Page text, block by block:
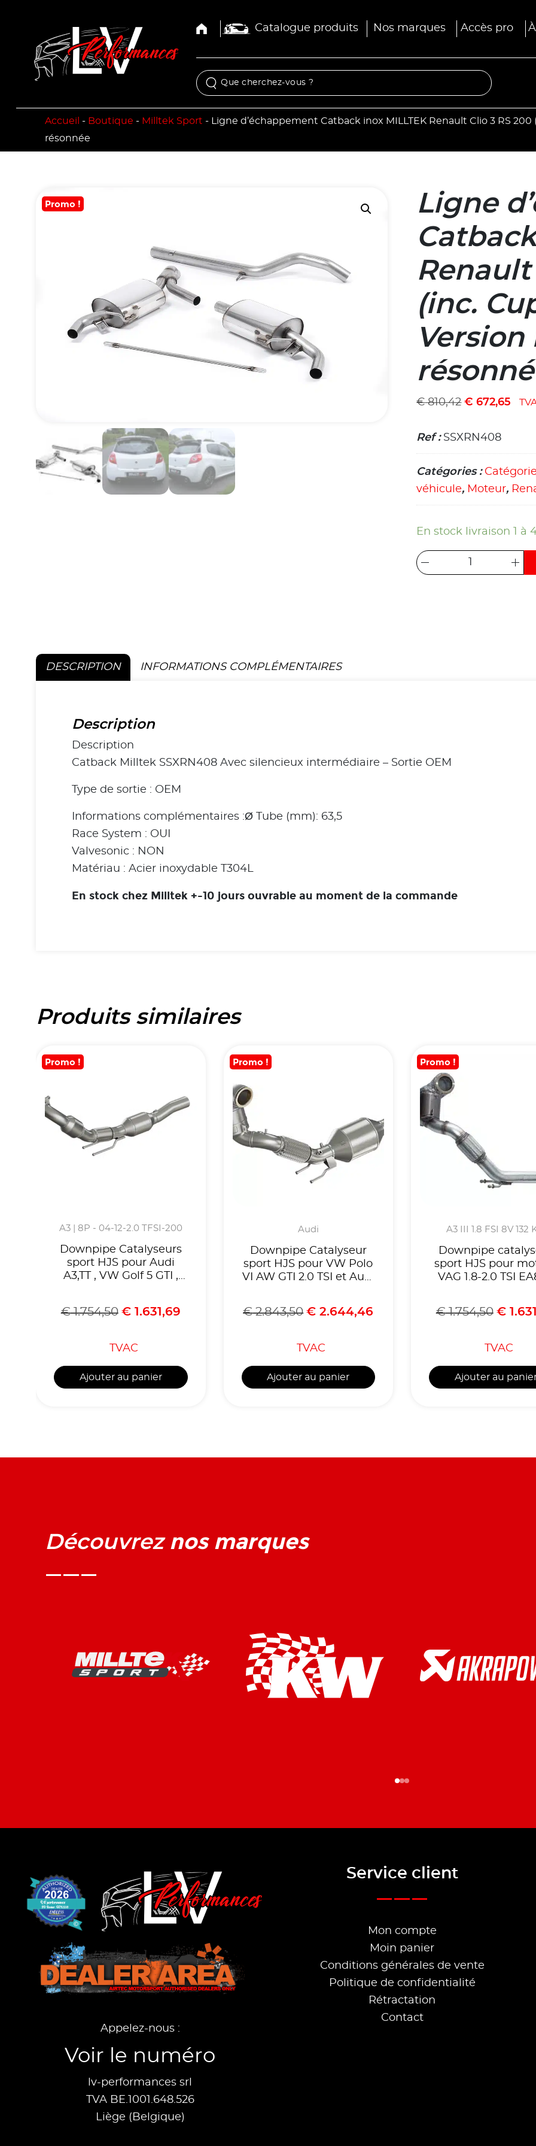
Catalogue produits Nos marques Accès pro
Accueil - Boutique - Milltek Sport - Ligne d’échappement Catback inox MILLTEK Renault Clio 3 RS 200
résonnée
Promo !
Ligne
Renault
(inc.
Version
€810,42 € 672,65
Ref : SSXRN408
Catégories : Catégorie
véhicule, Moteur,
En stock livraison 1 à
DESCRIPTION INFORMATIONS COMPLÉMENTAIRES
Description
Description
Catback Milltek SSXRN408 Avec silencieux intermédiaire – Sortie OEM
Type de sortie : OEM
Informations complémentaires :Ø Tube (mm): 63,5
Race System : OUI
Valvesonic : NON
Matériau : Acier inoxydable T304L
En stock chez Milltek +-10 jours ouvrable au moment de la commande
Produits similaires
Promo !
A3 | 8P - 04-12-2.0 TFSI-200
Downpipe Catalyseurs
sport HJS pour Audi
A3,TT , VW Golf 5 GTI ,
avant ,Homologué
€1.754,50 €1.631,69
TVAC
Ajouter au panier
Promo !
Audi
Downpipe Catalyseur
sport HJS pour VW Polo
VI AW GTI 2.0 TSI et Audi
référence 90821165
€2.843,50 € 2.644,46
TVAC
Ajouter au panier
Promo !
A3 III 1.8 FSI 8V 132
Downpipe
sport HJS pour
VAG 1.8-2.0 TSI
€1.754,50 €
TVAC
Ajouter au
Découvrez nos marques
Service client
Mon compte
Moin panier
Conditions générales de vente
Politique de confidentialité
Rétractation
Contact
Appelez-nous :
Voir le numéro
lv-performances srl
TVA BE.1001.648.526
Liège (Belgique)